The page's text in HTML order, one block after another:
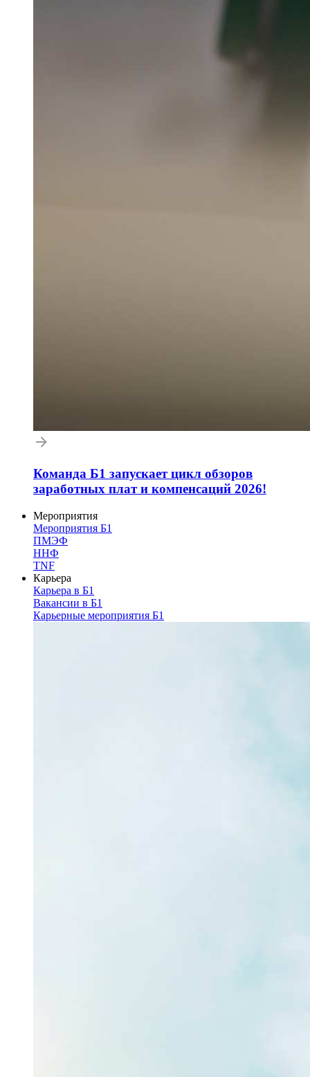
Команда Б1 запускает цикл обзоров
заработных плат и компенсаций 2026!
Мероприятия
Мероприятия Б1
ПМЭФ
ННФ
TNF
Карьера
Карьера в Б1
Вакансии в Б1
Карьерные мероприятия Б1